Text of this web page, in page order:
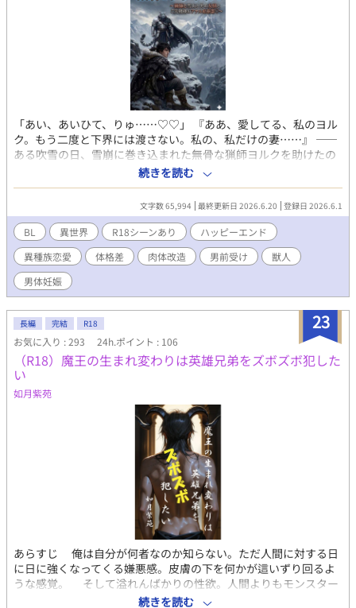
「あい、あいひて、りゅ……♡♡」 『ああ、愛してる、私のヨル
ク。もう二度と下界には渡さない。私の、私だけの妻……』 ――
ある吹雪の日、雪崩に巻き込まれた無骨な猟師ヨルクを助けたの
は、絶滅に瀕する美しき銀豹族の獣人だった。 ヨルクは彼がたっ
た一人で守る超魔法文明の遺跡に匿われ、不器用ながらも温かい
同居生活が始まりかけたところで… 「待ってくれ、グラキオス！
一体何だっていきなり……」 『ハァッ、これは……マタタビの粉
だ』 降りかかるマタタビ！服の中で溢れるイヌハッカ！なぜか転
ばしてくる水晶玉！ヒト族の雄を孕ませるための古代文献！ 興奮
する友人を何とかなだめて村へ帰るも、村人からの裏切りに遭
い、人間社会と決別して遺跡へ戻ることを決意したヨルク。 しか
し、覚悟を決めて戻った彼を待っていたのは、規格外のデカブツ
た！ 執着系もふもふユキヒョウ獣人×男気猟師 白銀の本格ファン
タジー「風」泡吹き潮吹き異種族溺愛開発BL！ ※この作品には、
「人外姦」「肉体改造」「肛門拡張」「異物挿入」「男体妊娠・
出産」「♡喘ぎ」「連続絶頂潮吹き」「暴力的な戦闘」「魔物の
流血・内臓解体・皮剥ぎ」「胸糞村社会」「母の不倫疑惑」「偽
装自殺」ほかが含まれます。（でもハッピーエンドです） ★全21
話・約65,000字の中編規模。全話予約投稿済みにつき、最後まで
安心してお楽しみいただけます。4話目以降は1日1話19:10更新。
続きを読む
文字数 65,994 最終更新日 2026.6.20 登録日 2026.6.1
BL 異世界 R18シーンあり
ハッピーエンド
異種族恋愛
体格差 肉体改造 男前受け
獣人
男体妊娠
23
長編 完結 R18
お気に入り : 293 24h.ポイント : 106
（R18）魔王の生まれ変わりは英雄兄弟をズボズボ犯した
い
如月紫苑
あらすじ 俺は自分が何者なのか知らない。ただ人間に対する日
に日に強くなってくる嫌悪感。皮膚の下を何かが這いずり回るよ
うな感覚。 そして溢れんばかりの性欲。人間よりもモンスター
と交わっている方が好きだ。だけど人間相手でも激しければい
続きを読む